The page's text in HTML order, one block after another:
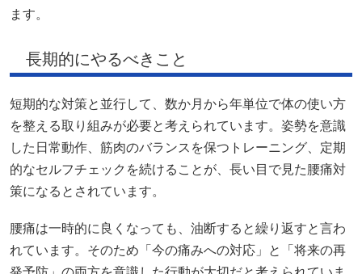
ます。
長期的にやるべきこと
短期的な対策と並行して、数か月から年単位で体の使い方
を整える取り組みが必要と考えられています。姿勢を意識
した日常動作、筋肉のバランスを保つトレーニング、定期
的なセルフチェックを続けることが、長い目で見た腰痛対
策になるとされています。
腰痛は一時的に良くなっても、油断すると繰り返すと言わ
れています。そのため「今の痛みへの対応」と「将来の再